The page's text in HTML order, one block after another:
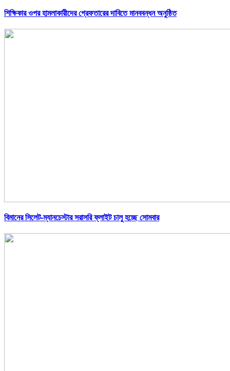
শিক্ষিকার ওপর হামলাকারীদের গ্রেফতারের দাবিতে মানববন্ধন অনুষ্ঠিত
বিমানের সিলেট-ম্যানচেস্টার সরাসরি ফ্লাইট চালু হচ্ছে সোমবার